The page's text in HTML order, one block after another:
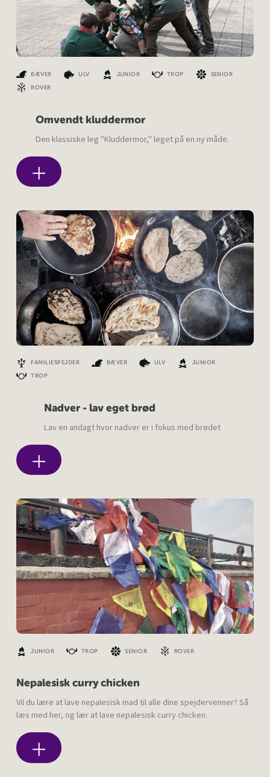
BÆVER ULV JUNIOR TROP SENIOR
ROVER
Omvendt kluddermor
Den klassiske leg "Kluddermor," leget på en ny måde.
FAMILIESPEJDER BÆVER ULV JUNIOR
TROP
Nadver - lav eget brød
Lav en andagt hvor nadver er i fokus med brødet
JUNIOR TROP SENIOR ROVER
Nepalesisk curry chicken
Vil du lære at lave nepalesisk mad til alle dine spejdervenner? Så
læs med her, og lær at lave nepalesisk curry chicken.